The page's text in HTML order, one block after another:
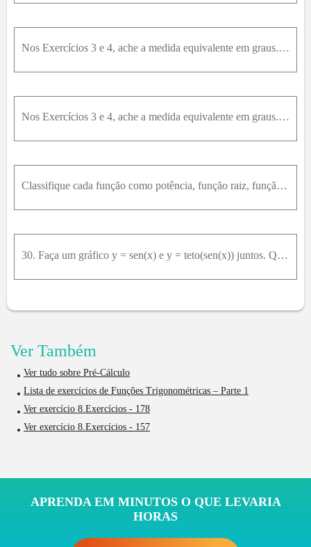
Nos Exercícios 3 e 4, ache a medida equivalente em graus.3. a) pi / 4 rad; b) 2 \* pi / 3 rad; c) 11\*pi / 6 rad; d) - pi / 2 rad; e) 1 / 2 rad; f) 3 \* pi rad; g) -2 rad; h) pi / 12 rad
Nos Exercícios 3 e 4, ache a medida equivalente em graus.4. a) pi / 6 rad; b) (4 \* pi) / 3 rad; c) (3 \* pi) / 4 rad; d) -5 pi rad; e) 1 / 3 rad; f) -5 rad; g) (11 \* pi) / 12 rad; h) 0,2 rad
Classifique cada função como potência, função raiz, função polinomial (estabeleça seu grau), função racional, função algébrica, função trigonométrica, função exponencial, ou função logarítmica.f)w(θ)
30. Faça um gráfico y = sen(x) e y = teto(sen(x)) juntos. Qual o domínio e a imagem de ⌈sen(x)⌉ ?
Ver Também
Ver tudo sobre Pré-Cálculo
Lista de exercícios de Funções Trigonométricas – Parte 1
Ver exercício 8.Exercícios - 178
Ver exercício 8.Exercícios - 157
APRENDA EM MINUTOS O QUE LEVARIA
HORAS